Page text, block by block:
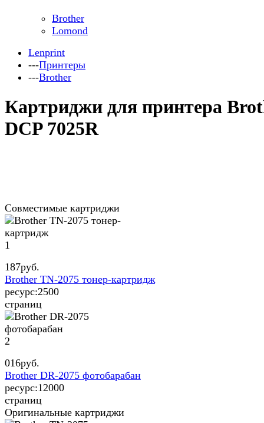
Brother
Lomond
Lenprint
---Принтеры
---Brother
Картриджи для принтера
DCP 7025R
Совместимые картриджи
1
187руб.
Brother TN-2075 тонер-картридж
ресурс:2500
страниц
2
016руб.
Brother DR-2075 фотобарабан
ресурс:12000
страниц
Оригинальные картриджи